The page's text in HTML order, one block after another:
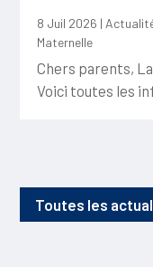
8 Juil 2026 |
Maternelle
Chers parents,
Voici toutes les
Toutes les